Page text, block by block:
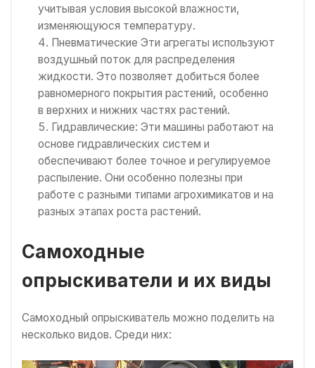
учитывая условия высокой влажности,
изменяющуюся температуру.
Пневматические Эти агрегаты используют
воздушный поток для распределения
жидкости. Это позволяет добиться более
равномерного покрытия растений, особенно
в верхних и нижних частях растений.
Гидравлические: Эти машины работают на
основе гидравлических систем и
обеспечивают более точное и регулируемое
распыление. Они особенно полезны при
работе с разными типами агрохимикатов и на
разных этапах роста растений.
Самоходные
опрыскиватели и их виды
Самоходный опрыскиватель можно поделить на
несколько видов. Среди них: